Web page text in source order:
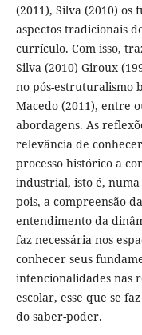
(2011), Silva (2010) os
aspectos tradicionais
currículo. Com isso,
Silva (2010) Giroux
no pós-estruturalismo
Macedo (2011), entre
abordagens. As
relevância de
processo histórico a
industrial, isto é,
pois, a compreensão
entendimento da
faz necessária nos
conhecer seus
intencionalidades nas
escolar, esse que se
do saber-poder.